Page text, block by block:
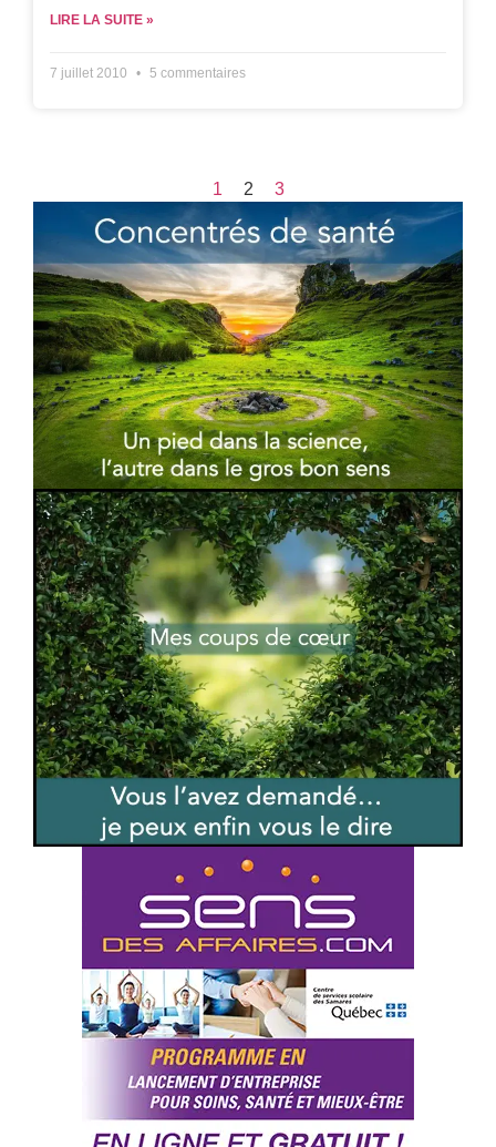
LIRE LA SUITE »
7 juillet 2010 5 commentaires
1 2 3